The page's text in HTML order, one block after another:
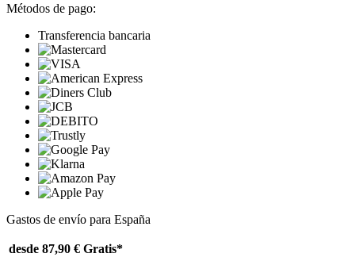
Métodos de pago:
Transferencia bancaria
Gastos de envío para España
desde 87,90 € Gratis*